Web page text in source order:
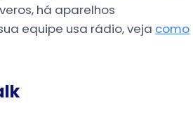
há aparelhos
equipe usa rádio, veja como